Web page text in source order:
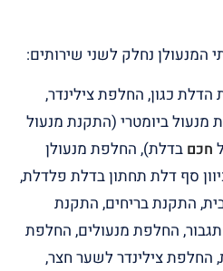
המנעולן נחלק לשני שירותים:
הדלת כגון, החלפת צילינדר,
מנעול ביומטרי (התקנת מנעול
חכם בדלת), החלפת מנעולן
סף דלת תחתון בדלת פלדלת,
התקנת בריחים, התקנת
החלפת מנעולים, החלפת
החלפת צילינדר לשער חצר,